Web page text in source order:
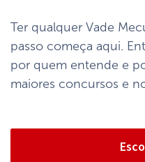
Ter qualquer Vade
passo começa aqui.
por quem entende e
maiores concursos e